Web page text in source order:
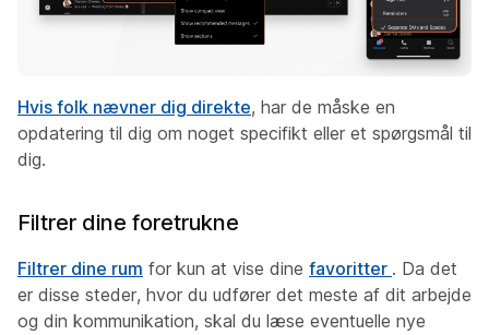
Hvis folk nævner dig direkte, har de måske en
opdatering til dig om noget specifikt eller et spørgsmål til
dig.
Filtrer dine foretrukne
Filtrer dine rum for kun at vise dine favoritter . Da det
er disse steder, hvor du udfører det meste af dit arbejde
og din kommunikation, skal du læse eventuelle nye